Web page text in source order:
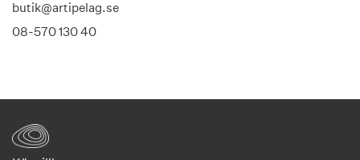
butik@artipelag.se
08-570 130 40